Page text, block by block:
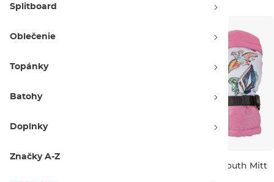
Splitboard
Oblečenie
Topánky
Batohy
Doplnky
Značky A-Z
Volcom Day Saver Youth Mitt